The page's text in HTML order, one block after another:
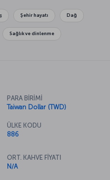
ve Tamsui kasabalarına
Şehir hayatı Dağ
Sağlık ve dinlenme
PARA BİRİMİ
Taiwan Dollar (TWD)
ÜLKE KODU
886
ORT. KAHVE FİYATI
N/A